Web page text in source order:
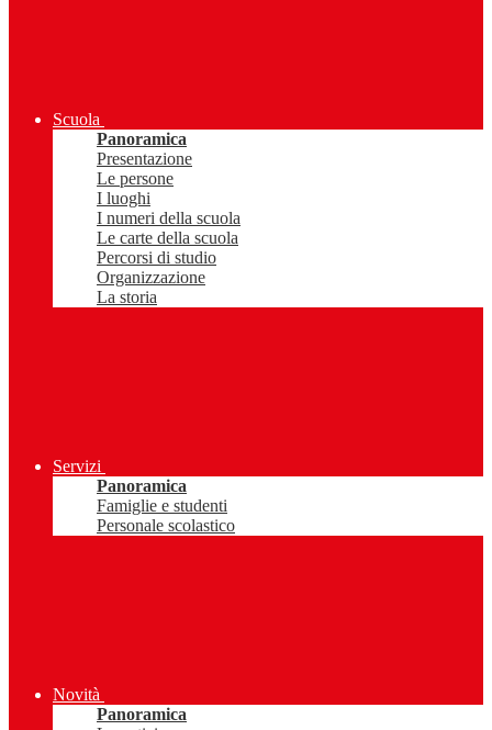
Scuola
Panoramica
Presentazione
Le persone
I luoghi
I numeri della scuola
Le carte della scuola
Percorsi di studio
Organizzazione
La storia
Servizi
Panoramica
Famiglie e studenti
Personale scolastico
Novità
Panoramica